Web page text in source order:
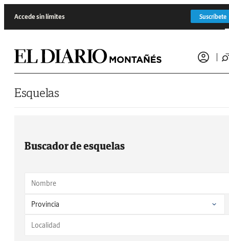
Accede sin límites Suscríbete
Esquelas
Buscador de esquelas